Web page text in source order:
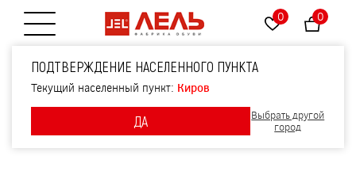
Открытие меню 0 0
ПОДТВЕРЖДЕНИЕ НАСЕЛЕННОГО ПУНКТА
Текущий населенный пункт: Киров
ДА
Выбрать другой
город
Ботинки байка, артикул
1836, цвет черный